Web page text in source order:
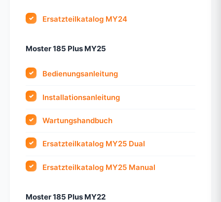
Ersatzteilkatalog MY24
Moster 185 Plus MY25
Bedienungsanleitung
Installationsanleitung
Wartungshandbuch
Ersatzteilkatalog MY25 Dual
Ersatzteilkatalog MY25 Manual
Moster 185 Plus MY22